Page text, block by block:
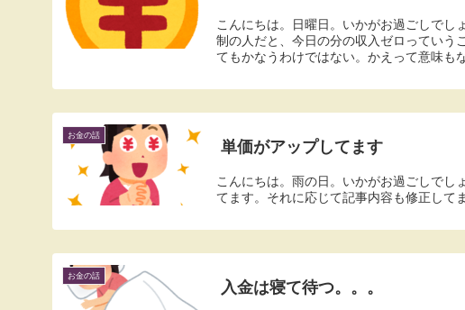
こんにちは。日曜日。いかがお過ごしでし
制の人だと、今日の分の収入ゼロっていう
てもかなうわけではない。かえって意味も
お金の話
単価がアップしてます
こんにちは。雨の日。いかがお過ごしでし
てます。それに応じて記事内容も修正して
お金の話
入金は寝て待つ。。。